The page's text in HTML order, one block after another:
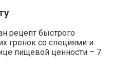
рецепт быстрого
гренок со специями и
пищевой ценности – 7.